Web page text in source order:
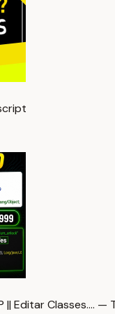
|| Editar Classes.… —